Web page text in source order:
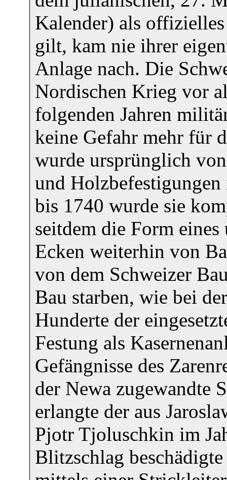
Kalender) als
gilt, kam nie ihrer
Anlage nach. Die
Nordischen Krieg vor
folgenden Jahren
keine Gefahr mehr für
wurde ursprünglich
und Holzbefestigungen
bis 1740 wurde sie
seitdem die Form eines
Ecken weiterhin von
von dem Schweizer
Bau starben, wie bei
Hunderte der
Festung als
Gefängnisse des
der Newa zugewandte
erlangte der aus
Pjotr Tjoluschkin im
Blitzschlag